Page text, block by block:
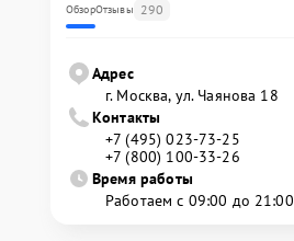
ОбзорОтзывы 290
Адрес
г. Москва, ул. Чаянова 18
Контакты
+7 (495) 023-73-25
+7 (800) 100-33-26
Время работы
Работаем с 09:00 до 21:00